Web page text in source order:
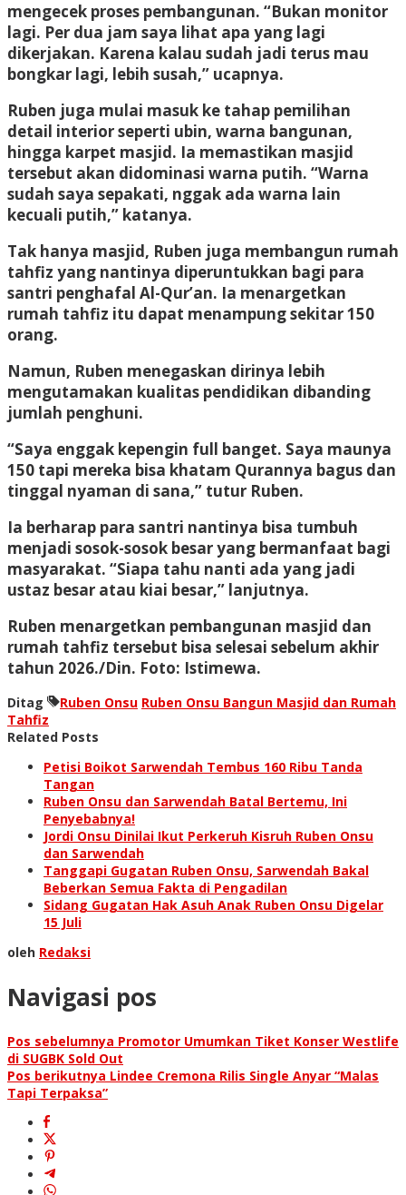
mengecek proses pembangunan. “Bukan monitor
lagi. Per dua jam saya lihat apa yang lagi
dikerjakan. Karena kalau sudah jadi terus mau
bongkar lagi, lebih susah,” ucapnya.
Ruben juga mulai masuk ke tahap pemilihan
detail interior seperti ubin, warna bangunan,
hingga karpet masjid. Ia memastikan masjid
tersebut akan didominasi warna putih. “Warna
sudah saya sepakati, nggak ada warna lain
kecuali putih,” katanya.
Tak hanya masjid, Ruben juga membangun rumah
tahfiz yang nantinya diperuntukkan bagi para
santri penghafal Al-Qur’an. Ia menargetkan
rumah tahfiz itu dapat menampung sekitar 150
orang.
Namun, Ruben menegaskan dirinya lebih
mengutamakan kualitas pendidikan dibanding
jumlah penghuni.
“Saya enggak kepengin full banget. Saya maunya
150 tapi mereka bisa khatam Qurannya bagus dan
tinggal nyaman di sana,” tutur Ruben.
Ia berharap para santri nantinya bisa tumbuh
menjadi sosok-sosok besar yang bermanfaat bagi
masyarakat. “Siapa tahu nanti ada yang jadi
ustaz besar atau kiai besar,” lanjutnya.
Ruben menargetkan pembangunan masjid dan
rumah tahfiz tersebut bisa selesai sebelum akhir
tahun 2026./Din. Foto: Istimewa.
Ditag Ruben Onsu Ruben Onsu Bangun Masjid dan Rumah
Tahfiz
Related Posts
Petisi Boikot Sarwendah Tembus 160 Ribu Tanda
Tangan
Ruben Onsu dan Sarwendah Batal Bertemu, Ini
Penyebabnya!
Jordi Onsu Dinilai Ikut Perkeruh Kisruh Ruben Onsu
dan Sarwendah
Tanggapi Gugatan Ruben Onsu, Sarwendah Bakal
Beberkan Semua Fakta di Pengadilan
Sidang Gugatan Hak Asuh Anak Ruben Onsu Digelar
15 Juli
oleh Redaksi
Navigasi pos
Pos sebelumnya Promotor Umumkan Tiket Konser Westlife
di SUGBK Sold Out
Pos berikutnya Lindee Cremona Rilis Single Anyar “Malas
Tapi Terpaksa”